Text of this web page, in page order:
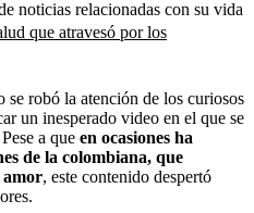
noticias relacionadas con su vida
que atravesó por los
se robó la atención de los curiosos
un inesperado video en el que se
a que en ocasiones ha
de la colombiana, que
amor, este contenido despertó